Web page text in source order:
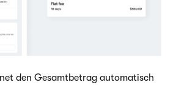
den Gesamtbetrag automatisch